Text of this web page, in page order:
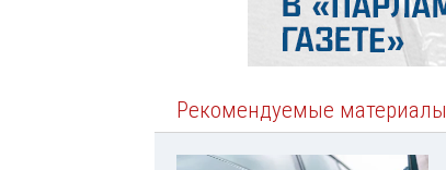
Рекомендуемые материалы